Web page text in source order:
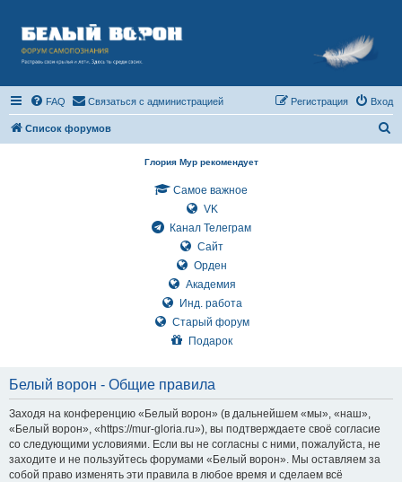
FAQ Связаться с администрацией Вход
Регистрация
Список форумов
Глория Мур рекомендует
Самое важное
VK
Канал Телеграм
Сайт
Орден
Академия
Инд. работа
Старый форум
Подарок
Белый ворон - Общие правила
Заходя на конференцию «Белый ворон» (в дальнейшем «мы», «наш»,
«Белый ворон», «https://mur-gloria.ru»), вы подтверждаете своё согласие
со следующими условиями. Если вы не согласны с ними, пожалуйста, не
заходите и не пользуйтесь форумами «Белый ворон». Мы оставляем за
собой право изменять эти правила в любое время и сделаем всё